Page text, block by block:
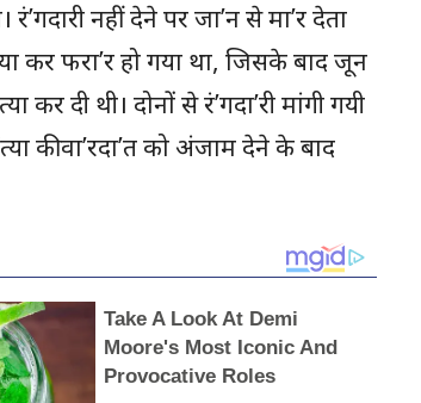
रं’गदारी नहीं देने पर जा’न से मा’र देता
कर फरा’र हो गया था, जिसके बाद जून
दी थी। दोनों से रं’गदा’री मांगी गयी
की वा’रदा’त को अंजाम देने के बाद